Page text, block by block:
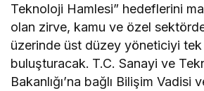
Teknoloji Hamlesi” hedeflerini
olan zirve, kamu ve özel
üzerinde üst düzey yöneticiyi tek
buluşturacak. T.C. Sanayi ve
Bakanlığı’na bağlı Bilişim Vadisi